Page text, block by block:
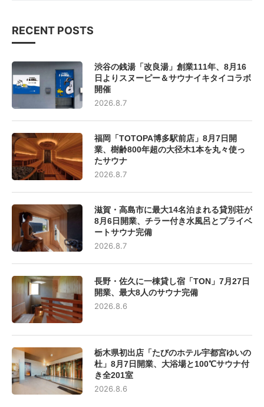
RECENT POSTS
渋谷の銭湯「改良湯」創業111年、8月16
日よりスヌーピー＆サウナイキタイコラボ
開催
2026.8.7
福岡「TOTOPA博多駅前店」8月7日開
業、樹齢800年超の大径木1本を丸々使っ
たサウナ
2026.8.7
滋賀・高島市に最大14名泊まれる貸別荘が
8月6日開業、チラー付き水風呂とプライベ
ートサウナ完備
2026.8.7
長野・佐久に一棟貸し宿「TON」7月27日
開業、最大8人のサウナ完備
2026.8.6
栃木県初出店「たびのホテル宇都宮ゆいの
杜」8月7日開業、大浴場と100℃サウナ付
き全201室
2026.8.6